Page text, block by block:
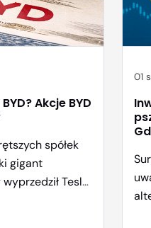
Akcje BYD
spółek
gigant
Teslę
01